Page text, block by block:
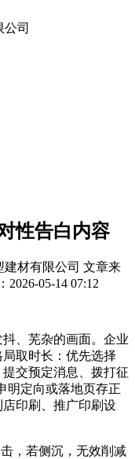
性告白内容
材有限公司 文章来
2026-05-14 07:12
、芜杂的画面。企业
局取时长：优先选择
交预定消息、拨打征
明定向或落地页存正
印刷、推广印刷设
，若侧沉，无效削减